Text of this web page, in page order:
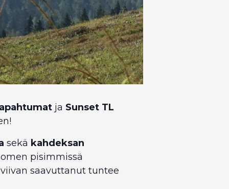
ja Sunset TL
sekä kahdeksan
pisimmissä
saavuttanut tuntee